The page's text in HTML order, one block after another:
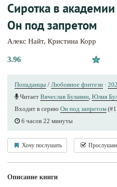
Сиротка в
Он под запретом
Алекс Найт, Кристина Корр
3.96
Попаданцы / Любовное фэнтези ·
Читает Вячеслав Булавин, Юлия
Входит в серию Он под запретом
6 часов 22 минуты
Хочу послушать
Описание книги